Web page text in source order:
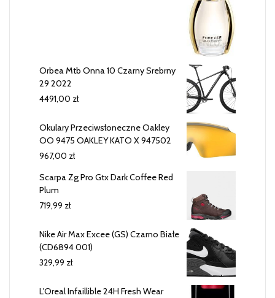
Orbea Mtb Onna 10 Czarny Srebrny
29 2022
4491,00 zł
Okulary Przeciwsłoneczne Oakley
OO 9475 OAKLEY KATO X 947502
967,00 zł
Scarpa Zg Pro Gtx Dark Coffee Red
Plum
719,99 zł
Nike Air Max Excee (GS) Czarno Białe
(CD6894 001)
329,99 zł
L'Oreal Infaillible 24H Fresh Wear